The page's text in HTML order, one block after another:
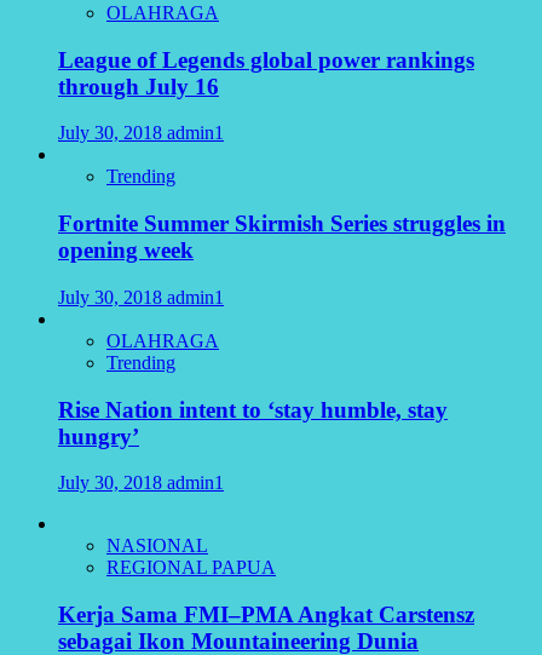
OLAHRAGA
League of Legends global power rankings
through July 16
July 30, 2018 admin1
Trending
Fortnite Summer Skirmish Series struggles in
opening week
July 30, 2018 admin1
OLAHRAGA
Trending
Rise Nation intent to ‘stay humble, stay
hungry’
July 30, 2018 admin1
NASIONAL
REGIONAL PAPUA
Kerja Sama FMI–PMA Angkat Carstensz
sebagai Ikon Mountaineering Dunia